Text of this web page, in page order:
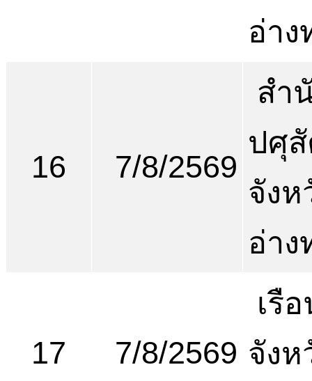
อ่าง
16 7/8/2569
สำ
ปศุ
จังห
อ่าง
17 7/8/2569
เรื
จังห